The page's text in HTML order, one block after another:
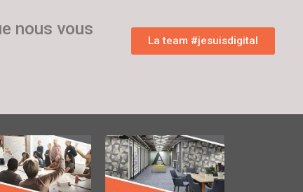
nous vous
La team #jesuisdigital